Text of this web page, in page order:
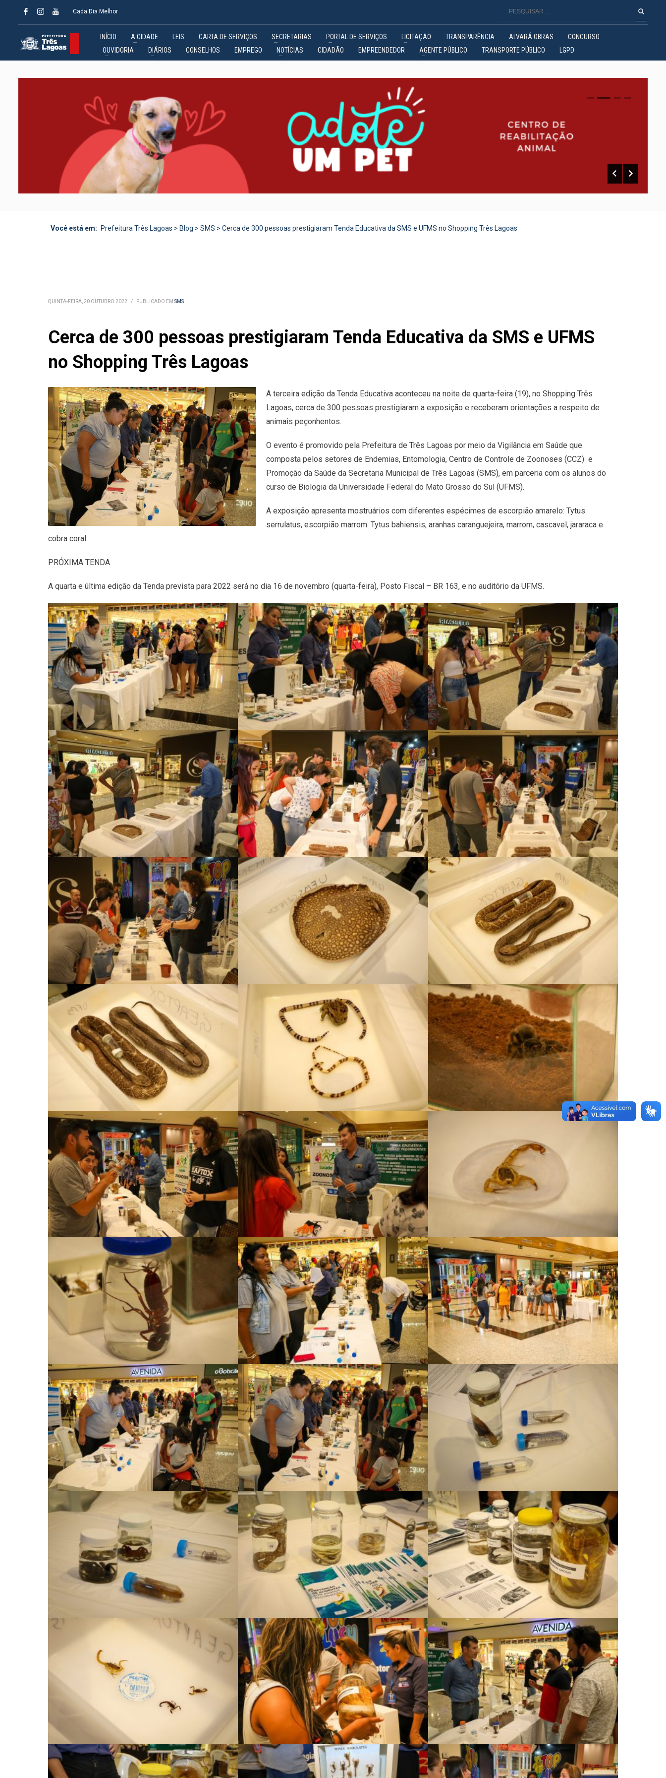
Cada Dia Melhor
INÍCIO A CIDADE LEIS CARTA DE SERVIÇOS SECRETARIAS PORTAL DE SERVIÇOS LICITAÇÃO TRANSPARÊNCIA ALVARÁ OBRAS
CONCURSO
OUVIDORIA
DIÁRIOS CONSELHOS EMPREGO NOTÍCIAS CIDADÃO EMPREENDEDOR AGENTE PÚBLICO TRANSPORTE PÚBLICO LGPD
0 1 2
Você está em: Prefeitura Três Lagoas > Blog > SMS > Cerca de 300 pessoas prestigiaram Tenda Educativa da SMS e UFMS no Shopping Três Lagoas
QUINTA-FEIRA, 20 OUTUBRO 2022 / PUBLICADO EM SMS
Cerca de 300 pessoas prestigiaram Tenda Educativa da SMS e UFMS
no Shopping Três Lagoas
A terceira edição da Tenda Educativa aconteceu na noite de quarta-feira (19), no Shopping Três
Lagoas, cerca de 300 pessoas prestigiaram a exposição e receberam orientações a respeito de
animais peçonhentos.
O evento é promovido pela Prefeitura de Três Lagoas por meio da Vigilância em Saúde que
composta pelos setores de Endemias, Entomologia, Centro de Controle de Zoonoses (CCZ) e
Promoção da Saúde da Secretaria Municipal de Três Lagoas (SMS), em parceria com os alunos do
curso de Biologia da Universidade Federal do Mato Grosso do Sul (UFMS).
A exposição apresenta mostruários com diferentes espécimes de escorpião amarelo: Tytus
serrulatus, escorpião marrom: Tytus bahiensis, aranhas caranguejeira, marrom, cascavel, jararaca e
cobra coral.
PRÓXIMA TENDA
A quarta e última edição da Tenda prevista para 2022 será no dia 16 de novembro (quarta-feira), Posto Fiscal – BR 163, e no auditório da UFMS.